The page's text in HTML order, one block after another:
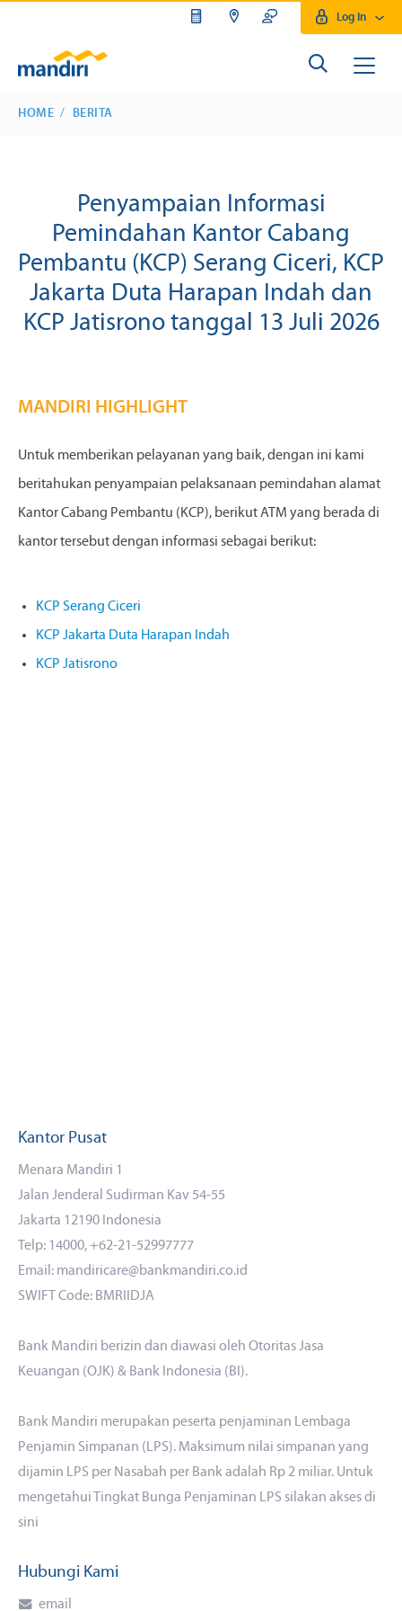
Log In
HOME BERITA
Penyampaian Informasi
Pemindahan Kantor Cabang
Pembantu (KCP) Serang Ciceri, KCP
Jakarta Duta Harapan Indah dan
KCP Jatisrono tanggal 13 Juli 2026
MANDIRI HIGHLIGHT
Untuk memberikan pelayanan yang baik, dengan ini kami
beritahukan penyampaian pelaksanaan pemindahan alamat
Kantor Cabang Pembantu (KCP), berikut ATM yang berada di
kantor tersebut dengan informasi sebagai berikut:
KCP Serang Ciceri
KCP Jakarta Duta Harapan Indah
KCP Jatisrono
Kantor Pusat
Menara Mandiri 1
Jalan Jenderal Sudirman Kav 54-55
Jakarta 12190 Indonesia
Telp: 14000, +62-21-52997777
Email: mandiricare@bankmandiri.co.id
SWIFT Code: BMRIIDJA
Bank Mandiri berizin dan diawasi oleh Otoritas Jasa
Keuangan (OJK) & Bank Indonesia (BI).
Bank Mandiri merupakan peserta penjaminan Lembaga
Penjamin Simpanan (LPS). Maksimum nilai simpanan yang
dijamin LPS per Nasabah per Bank adalah Rp 2 miliar. Untuk
mengetahui Tingkat Bunga Penjaminan LPS silakan aksesdi
sini
Hubungi Kami
email